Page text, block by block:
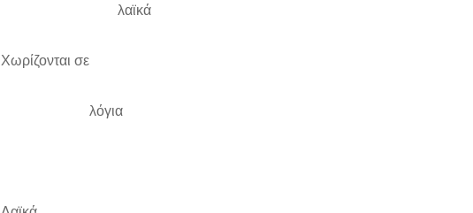
λαϊκά
Χωρίζονται σε
λόγια